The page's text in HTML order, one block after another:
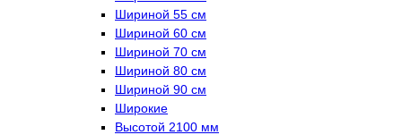
Шириной 55 см
Шириной 60 см
Шириной 70 см
Шириной 80 см
Шириной 90 см
Широкие
Высотой 2100 мм